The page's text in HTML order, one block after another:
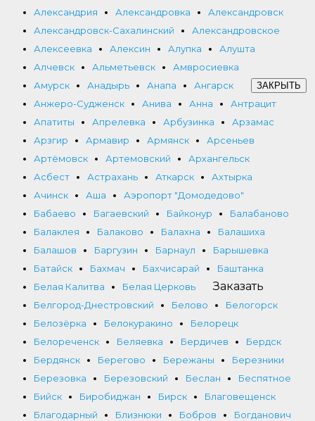
Александрия
Александровка
Александровск
Александровск-Сахалинский
Александровское
Алексеевка
Алексин Алупка
Алушта
Алчевск
Альметьевск
Амвросиевка
Амурск
Анадырь Анапа
Ангарск
Анжеро-Судженск
Анива Анна
Антрацит
Апатиты
Апрелевка Арбузинка
Арзамас
Арзгир
Армавир Армянск
Арсеньев
Артёмовск
Артемовский
Архангельск
Асбест
Астрахань Аткарск
Ахтырка
Ачинск
Аша
Аэропорт "Домодедово"
Бабаево
Багаевский Байконур
Балабаново
Балаклея
Балаково Балахна
Балашиха
Балашов
Баргузин Барнаул
Барышевка
Батайск
Бахмач Бахчисарай
Баштанка
Белая Калитва
Белая Церковь
Белгород-Днестровский
Белово
Белогорск
Белозёрка
Белокуракино
Белорецк
Белореченск
Беляевка Бердичев
Бердск
Бердянск
Берегово Бережаны
Березники
Березовка
Березовский Беслан
Беспятное
Бийск
Биробиджан Бирск
Благовещенск
Благодарный
Близнюки Бобров
Богданович
ЗАКРЫТЬ
Заказать